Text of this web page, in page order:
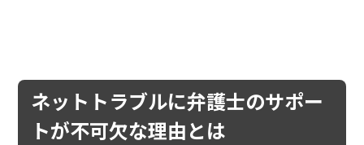
ネットトラブルに弁護士のサポー
トが不可欠な理由とは